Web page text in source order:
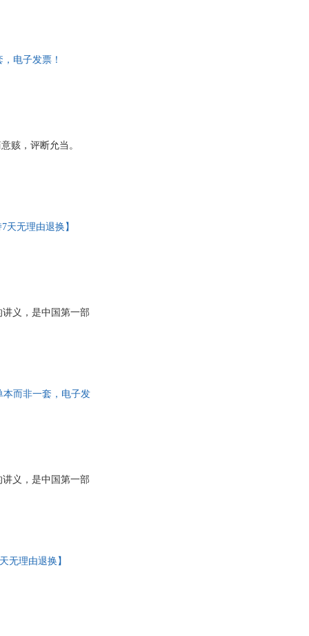
最近重新翻读此
资料基础工作。我
电子发票！
赅，评断允当。
天无理由退换】
义，是中国第一部
本而非一套，电子发
义，是中国第一部
无理由退换】